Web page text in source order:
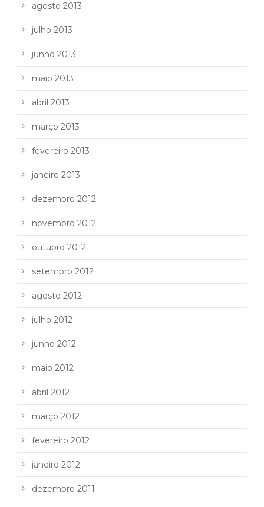
agosto 2013
julho 2013
junho 2013
maio 2013
abril 2013
março 2013
fevereiro 2013
janeiro 2013
dezembro 2012
novembro 2012
outubro 2012
setembro 2012
agosto 2012
julho 2012
junho 2012
maio 2012
abril 2012
março 2012
fevereiro 2012
janeiro 2012
dezembro 2011